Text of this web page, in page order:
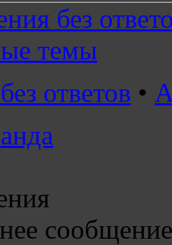
без
темы
ответов •
сообщение